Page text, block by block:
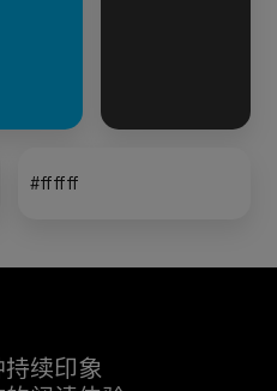
#ffffff
续印象